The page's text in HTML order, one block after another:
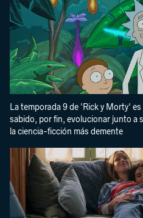
La temporada 9 de 'Rick y Morty'
sabido, por fin, evolucionar junto a
la ciencia-ficción más demente